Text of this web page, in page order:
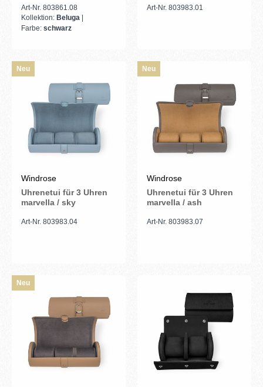
Art-Nr. 803861.08
Kollektion: Beluga
Farbe: schwarz
Art-Nr. 803983.01
Neu
Windrose
Uhrenetui für 3 Uhren
marvella / sky
Art-Nr. 803983.04
Neu
Windrose
Uhrenetui für 3 Uhren
marvella / ash
Art-Nr. 803983.07
Neu